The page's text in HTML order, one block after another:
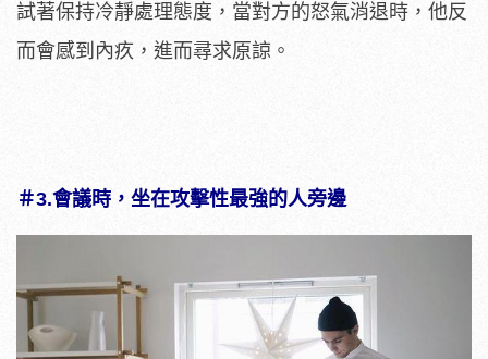
試著保持冷靜處理態度，當對方的怒氣消退時，他反
而會感到內疚，進而尋求原諒。
＃3.會議時，坐在攻擊性最強的人旁邊